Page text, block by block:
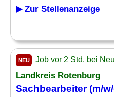
▶ Zur Stellenanzeige
NEU Job vor 2 Std. bei
Landkreis Rotenburg
Sachbearbeiter (m/